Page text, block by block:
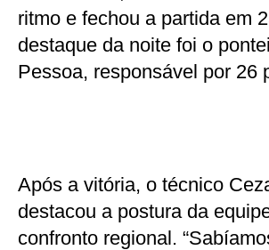
ritmo e fechou a partida em
destaque da noite foi o
Pessoa, responsável por 26
Após a vitória, o técnico
destacou a postura da
confronto regional.